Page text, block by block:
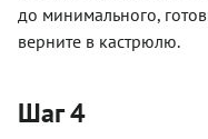
до минимального,
верните в кастрюлю.
Шаг 4